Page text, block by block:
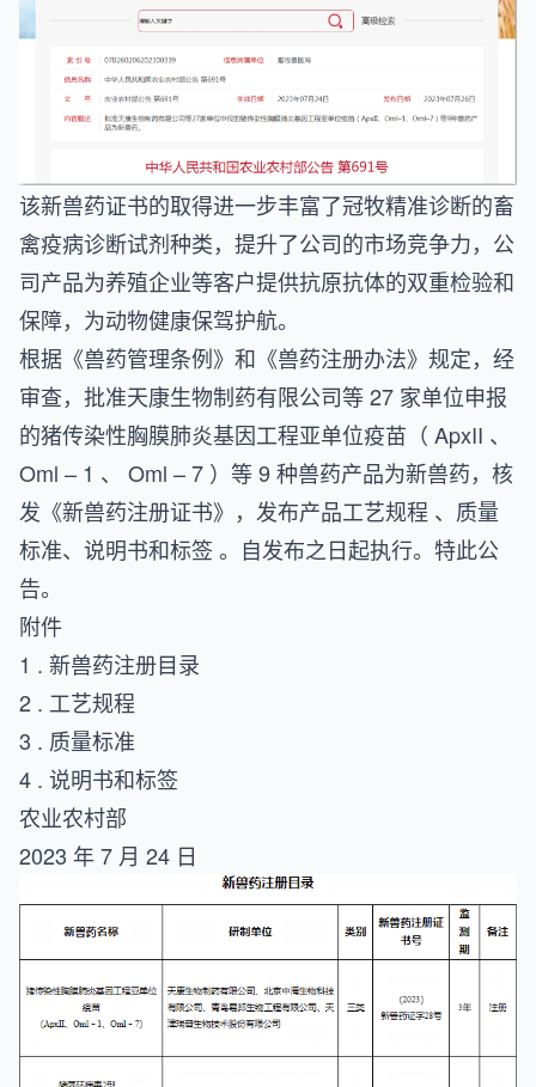
该新兽药证书的取得进一步丰富了冠牧精准诊断的畜
禽疫病诊断试剂种类，提升了公司的市场竞争力，公
司产品为养殖企业等客户提供抗原抗体的双重检验和
保障，为动物健康保驾护航。
根据《兽药管理条例》和《兽药注册办法》规定，经
审查，批准天康生物制药有限公司等 27 家单位申报
的猪传染性胸膜肺炎基因工程亚单位疫苗（ ApxII 、
Oml – 1 、 Oml – 7 ）等 9 种兽药产品为新兽药，核
发《新兽药注册证书》，发布产品工艺规程 、质量
标准、说明书和标签 。自发布之日起执行。特此公
告。
附件
1 . 新兽药注册目录
2 . 工艺规程
3 . 质量标准
4 . 说明书和标签
农业农村部
2023 年 7 月 24 日